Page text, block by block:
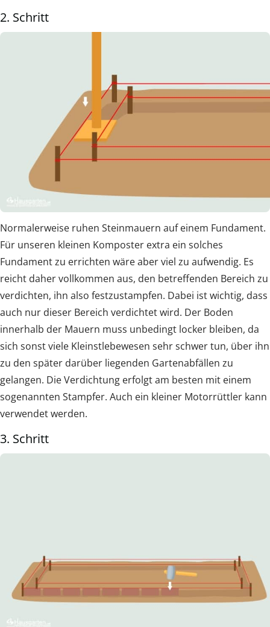
2. Schritt
Normalerweise ruhen Steinmauern auf einem Fundament.
Für unseren kleinen Komposter extra ein solches
Fundament zu errichten wäre aber viel zu aufwendig. Es
reicht daher vollkommen aus, den betreffenden Bereich zu
verdichten, ihn also festzustampfen. Dabei ist wichtig, dass
auch nur dieser Bereich verdichtet wird. Der Boden
innerhalb der Mauern muss unbedingt locker bleiben, da
sich sonst viele Kleinstlebewesen sehr schwer tun, über ihn
zu den später darüber liegenden Gartenabfällen zu
gelangen. Die Verdichtung erfolgt am besten mit einem
sogenannten Stampfer. Auch ein kleiner Motorrüttler kann
verwendet werden.
3. Schritt